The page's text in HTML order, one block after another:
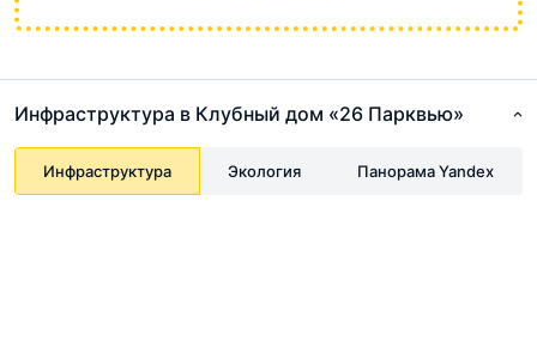
Инфраструктура в Клубный дом «26 Парквью»
Инфраструктура Экология Панорама Yandex